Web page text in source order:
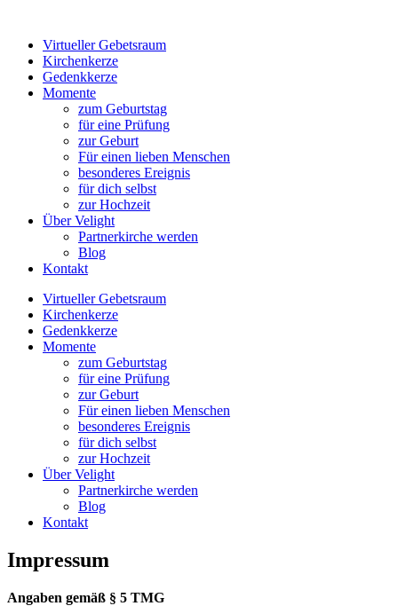
Virtueller Gebetsraum
Kirchenkerze
Gedenkkerze
Momente
zum Geburtstag
für eine Prüfung
zur Geburt
Für einen lieben Menschen
besonderes Ereignis
für dich selbst
zur Hochzeit
Über Velight
Partnerkirche werden
Blog
Kontakt
Virtueller Gebetsraum
Kirchenkerze
Gedenkkerze
Momente
zum Geburtstag
für eine Prüfung
zur Geburt
Für einen lieben Menschen
besonderes Ereignis
für dich selbst
zur Hochzeit
Über Velight
Partnerkirche werden
Blog
Kontakt
Impressum
Angaben gemäß § 5 TMG